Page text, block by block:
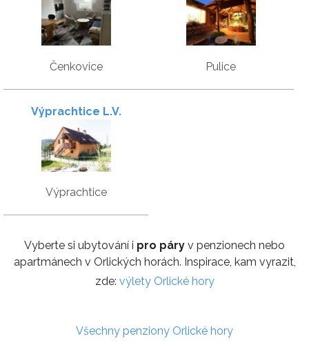
Čenkovice Pulice
Výprachtice L.V.
Výprachtice
Vyberte si ubytování i pro páry v penzionech nebo
apartmánech v Orlických horách. Inspirace, kam vyrazit,
zde: výlety Orlické hory
Všechny penziony Orlické hory